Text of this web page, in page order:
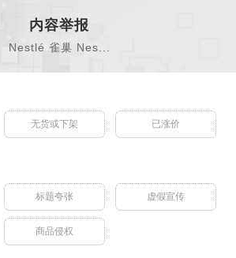
内容举报
Nestlé 雀巢 Nes...
无货或下架 已涨价
标题夸张 虚假宣传
商品侵权